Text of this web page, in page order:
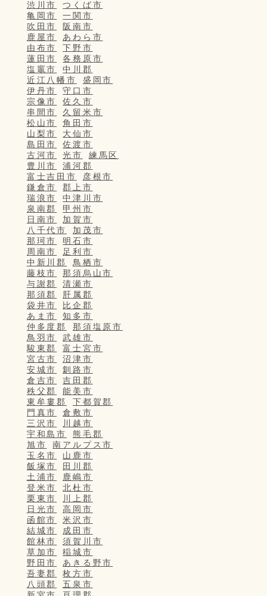
渋川市
つくば市
亀岡市
一関市
吹田市
阪南市
鹿屋市
あわら市
由布市
下野市
蓮田市
各務原市
塩竈市
中川郡
近江八幡市
盛岡市
伊丹市
守口市
宗像市
佐久市
串間市
久留米市
松山市
角田市
山梨市
大仙市
島田市
佐渡市
古河市
光市
練馬区
豊川市
浦河郡
富士吉田市
彦根市
鎌倉市
郡上市
瑞浪市
中津川市
泉南郡
甲州市
日南市
加賀市
八千代市
加茂市
那珂市
明石市
周南市
足利市
中新川郡
鳥栖市
藤枝市
那須烏山市
与謝郡
清瀬市
那須郡
肝属郡
袋井市
比企郡
あま市
知多市
仲多度郡
那須塩原市
鳥羽市
武雄市
駿東郡
富士宮市
宮古市
沼津市
安城市
釧路市
倉吉市
吉田郡
秩父郡
能美市
東牟婁郡
下都賀郡
門真市
倉敷市
三沢市
川越市
宇和島市
熊毛郡
旭市
南アルプス市
玉名市
山鹿市
飯塚市
田川郡
土浦市
鹿嶋市
登米市
北杜市
栗東市
川上郡
日光市
高岡市
函館市
米沢市
結城市
成田市
館林市
須賀川市
草加市
稲城市
野田市
あきる野市
吾妻郡
枚方市
八頭郡
五泉市